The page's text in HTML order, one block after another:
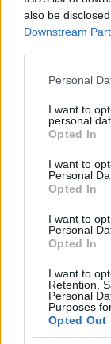
also be
Downstream
Please note
not limited to
grant or deny
use your data
consent section.
Personal
I want to
personal
Opted In
I want to
Personal
Opted In
I want to
Personal
Opted In
I want to
Retention,
Personal
Purposes
Opted Out
μόνο 2
ΑΣΕΠ:
μέρες
Μάθε